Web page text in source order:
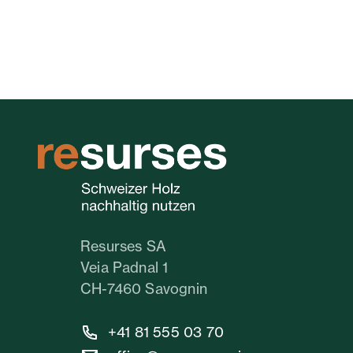
Resurses SA
Veia Padnal 1
CH-7460 Savognin
+41 81 555 03 70